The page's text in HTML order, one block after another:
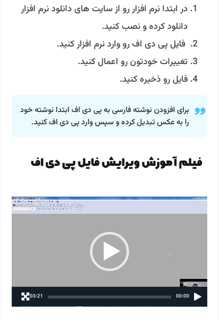
در ابتدا نرم افزار رو از سایت های دانلود نرم افزار
دانلود کرده و نصب کنید.
فایل پی دی اف رو وارد نرم افزار کنید.
تغییرات خودتون رو اعمال کنید.
فایل رو ذخیره کنید.
برای افزودن نوشته فارسی به پی دی اف ابتدا نوشته خود
را به عکس تبدیل کرده و سپس وارد پی دی اف کنید.
فیلم آموزش ویرایش فایل پی دی اف
نمایشگر
00:00
03:21